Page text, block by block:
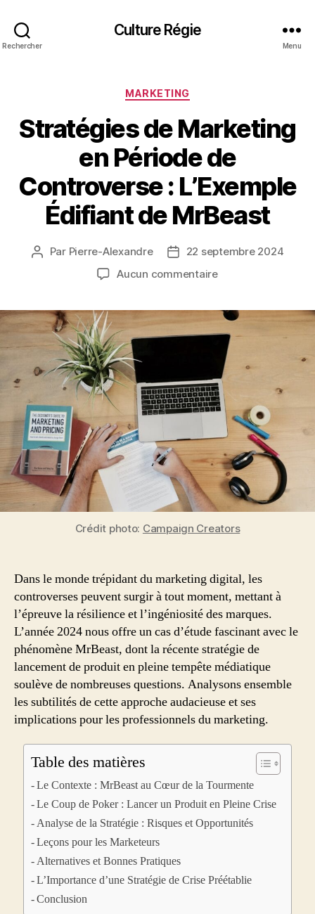
Rechercher
Culture Régie
Menu
Catégories
MARKETING
Stratégies de Marketing
en Période de
Controverse : L’Exemple
Édifiant de MrBeast
Auteur
Par Pierre-Alexandre
Date22 septembre 2024
Aucun commentairesur
Marketing
en
Période
de
Controverse
:
L’Exemple
Édifiant
de
MrBeast
Crédit photo: Campaign Creators
Dans le monde trépidant du marketing digital, les
controverses peuvent surgir à tout moment, mettant à
l’épreuve la résilience et l’ingéniosité des marques.
L’année 2024 nous offre un cas d’étude fascinant avec le
phénomène MrBeast, dont la récente stratégie de
lancement de produit en pleine tempête médiatique
soulève de nombreuses questions. Analysons ensemble
les subtilités de cette approche audacieuse et ses
implications pour les professionnels du marketing.
Table des matières
Le Contexte : MrBeast au Cœur de la Tourmente
Le Coup de Poker : Lancer un Produit en Pleine Crise
Analyse de la Stratégie : Risques et Opportunités
Leçons pour les Marketeurs
Alternatives et Bonnes Pratiques
L’Importance d’une Stratégie de Crise Préétablie
Conclusion